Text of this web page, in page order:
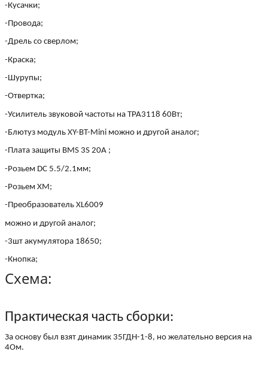
-Кусачки;
-Провода;
-Дрель со сверлом;
-Краска;
-Шурупы;
-Отвертка;
-Усилитель звуковой частоты на TPA3118 60Вт;
-Блютуз модуль XY-BT-Mini можно и другой аналог;
-Плата защиты BMS 3S 20A ;
-Розьем DC 5.5/2.1мм;
-Розьем XM;
-Преобразователь XL6009
можно и другой аналог;
-3шт акумулятора 18650;
-Кнопка;
Схема:
Практическая часть сборки:
За основу был взят динамик 35ГДН-1-8, но желательно версия на
4Ом.